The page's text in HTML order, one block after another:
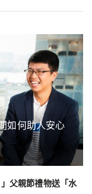
如何助人安心
父親節禮物送「水